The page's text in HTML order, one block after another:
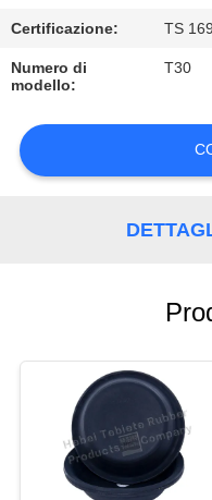
CONTATTICI
NOTIZIE
CASI
Certificazione: TS
Numero di
modello:
T30